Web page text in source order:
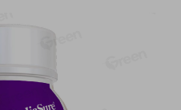
4.99
известное яблоко-тыква